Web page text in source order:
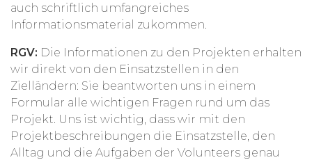
auch schriftlich umfangreiches
Informationsmaterial zukommen.
RGV: Die Informationen zu den Projekten erhalten
wir direkt von den Einsatzstellen in den
Zielländern: Sie beantworten uns in einem
Formular alle wichtigen Fragen rund um das
Projekt. Uns ist wichtig, dass wir mit den
Projektbeschreibungen die Einsatzstelle, den
Alltag und die Aufgaben der Volunteers genau